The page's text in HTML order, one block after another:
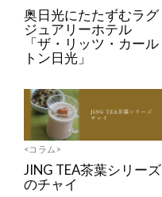
奥日光にたたずむラグ
ジュアリーホテル
「ザ・リッツ・カール
トン日光」
<コラム>
JING TEA茶葉シリーズ
のチャイ